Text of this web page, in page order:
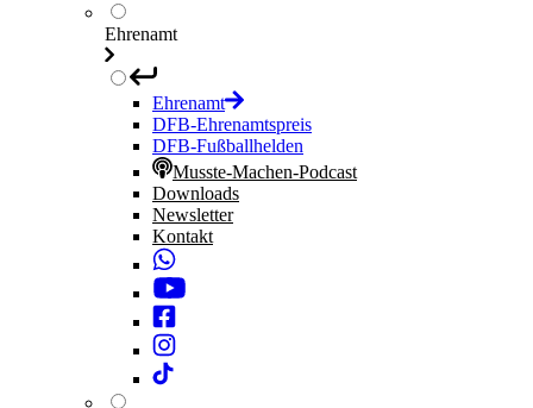
Ehrenamt
Ehrenamt
DFB-Ehrenamtspreis
DFB-Fußballhelden
Musste-Machen-Podcast
Downloads
Newsletter
Kontakt